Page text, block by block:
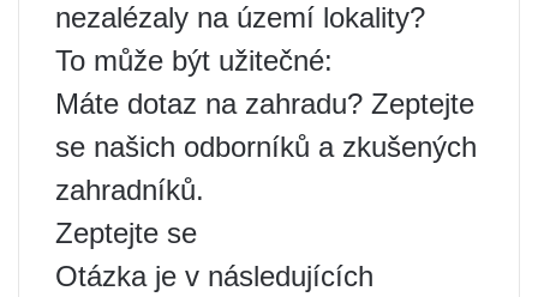
nezalézaly na území lokality?
To může být užitečné:
Máte dotaz na zahradu? Zeptejte
se našich odborníků a zkušených
zahradníků.
Zeptejte se
Otázka je v následujících